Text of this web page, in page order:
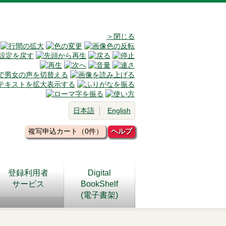
＞閉じる
日本語 English
複写申込カート（0件） ヘルプ
登録利用者
サービス
Digital
BookShelf
(電子書架)